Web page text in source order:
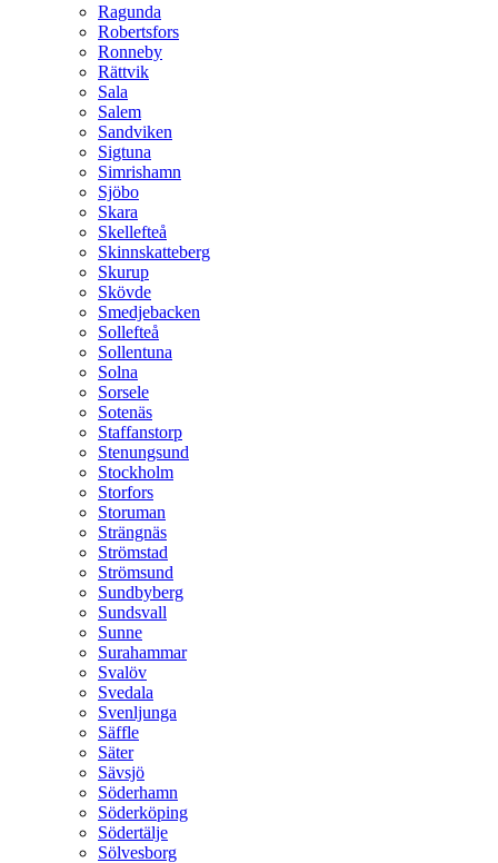
Ragunda
Robertsfors
Ronneby
Rättvik
Sala
Salem
Sandviken
Sigtuna
Simrishamn
Sjöbo
Skara
Skellefteå
Skinnskatteberg
Skurup
Skövde
Smedjebacken
Sollefteå
Sollentuna
Solna
Sorsele
Sotenäs
Staffanstorp
Stenungsund
Stockholm
Storfors
Storuman
Strängnäs
Strömstad
Strömsund
Sundbyberg
Sundsvall
Sunne
Surahammar
Svalöv
Svedala
Svenljunga
Säffle
Säter
Sävsjö
Söderhamn
Söderköping
Södertälje
Sölvesborg